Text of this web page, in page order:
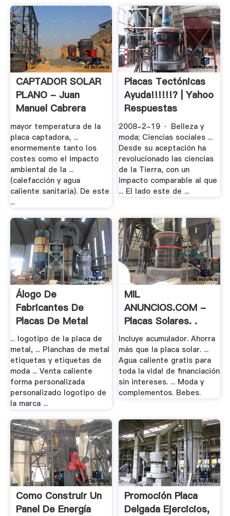
CAPTADOR SOLAR
PLANO - Juan
Manuel Cabrera
mayor temperatura de la
placa captadora, ...
enormemente tanto los
costes como el impacto
ambiental de la ...
(calefacción y agua
caliente sanitaria). De este
...
Placas Tectónicas
Ayuda!!!!!!? | Yahoo
Respuestas
2008-2-19 · Belleza y
moda; Ciencias sociales ...
Desde su aceptación ha
revolucionado las ciencias
de la Tierra, con un
impacto comparable al que
... El lado este de ...
Álogo De
Fabricantes De
Placas De Metal
Para .
... logotipo de la placa de
metal, ... Planchas de metal
etiquetas y etiquetas de
moda ... Venta caliente
forma personalizada
personalizado logotipo de
la marca ...
MIL
ANUNCIOS.COM -
Placas Solares. .
Incluye acumulador. Ahorra
más que la placa solar. ...
Agua caliente gratis para
toda la vida! de financiación
sin intereses. ... Moda y
complementos. Bebes.
Como Construir Un
Panel De Energía
Promoción Placa
Delgada Ejercicios,